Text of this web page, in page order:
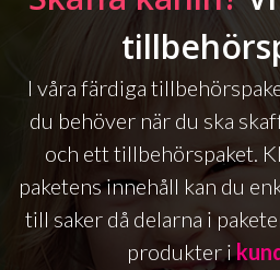
I våra färdiga
du behöver när du ska
och ett tillbehörspaket.
paketens innehåll kan du
till saker då delarna i
produkter i